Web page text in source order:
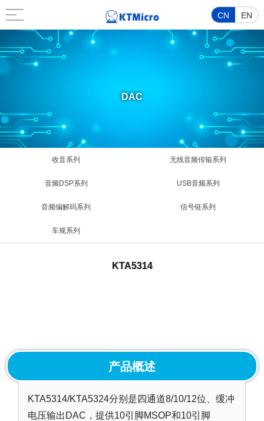
CN EN
DAC
收音系列 无线音频传输系列
音频DSP系列 USB音频系列
音频编解码系列 信号链系列
车规系列
KTA5314
产品概述
KTA5314/KTA5324分别是四通道8/10/12位、缓冲
电压输出DAC，提供10引脚MSOP和10引脚